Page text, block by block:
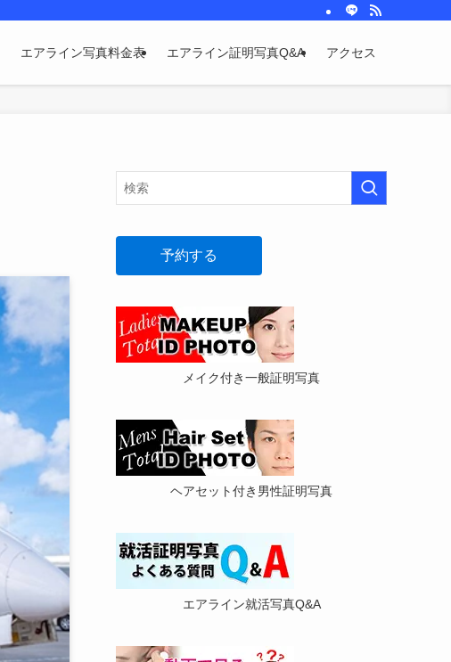
エアライン写真料金表 エアライン証明写真Q&A アクセス
予約する
メイク付き一般証明写真
ヘアセット付き男性証明写真
エアライン就活写真Q&A